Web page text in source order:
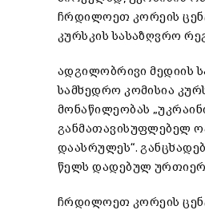
ჩრდილოეთ კორეის
კურსკის სასაზღვრო
ადგილობრივი მედიის
სამხედრო კომისია
მონაწილეობას
განმათავისუფლებელ
დაასრულეს“.
წელს დადებულ
ჩრდილოეთ კორეის